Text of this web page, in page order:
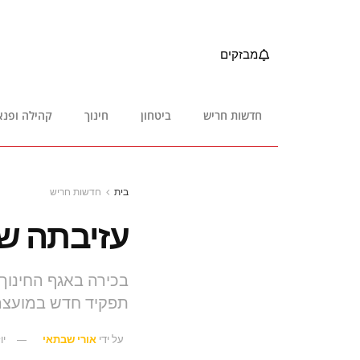
מבזקים
חדשות חריש ביטחון חינוך קהילה
בית חדשות חריש
עזיבתה
בכירה באגף
תפקיד חדש
על ידי אורי שבתאי